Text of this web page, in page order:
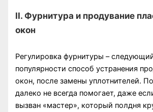
II. Фурнитура и продувание
окон
Регулировка фурнитуры –
популярности способ устранения
окон, после замены уплотнителей.
далеко не всегда помогает, даже
вызван «мастер», который полдня